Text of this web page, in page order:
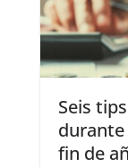
Seis
durante
fin de